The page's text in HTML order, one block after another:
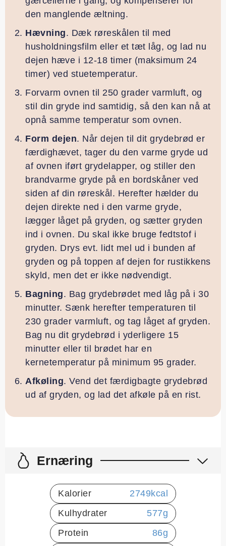
den manglende æltning.
Hævning. Dæk røreskålen til med
husholdningsfilm eller et tæt låg, og lad nu
dejen hæve i 12-18 timer (maksimum 24
timer) ved stuetemperatur.
Forvarm ovnen til 250 grader varmluft, og
stil din gryde ind samtidig, så den kan nå at
opnå samme temperatur som ovnen.
Form dejen. Når dejen til dit grydebrød er
færdighævet, tager du den varme gryde ud
af ovnen iført grydelapper, og stiller den
brandvarme gryde på en bordskåner ved
siden af din røreskål. Herefter hælder du
dejen direkte ned i den varme gryde,
lægger låget på gryden, og sætter gryden
ind i ovnen. Du skal ikke bruge fedtstof i
gryden. Drys evt. lidt mel ud i bunden af
gryden og på toppen af dejen for rustikkens
skyld, men det er ikke nødvendigt.
Bagning. Bag grydebrødet med låg på i 30
minutter. Sænk herefter temperaturen til
230 grader varmluft, og tag låget af gryden.
Bag nu dit grydebrød i yderligere 15
minutter eller til brødet har en
kernetemperatur på minimum 95 grader.
Afkøling. Vend det færdigbagte grydebrød
ud af gryden, og lad det afkøle på en rist.
Ernæring
Kalorier 2749kcal
Kulhydrater
577g
Protein
86g